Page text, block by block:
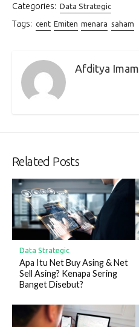
Categories: Data Strategic
Tags: cent Emiten menara saham
Afditya Imam
Related Posts
Data Strategic
Apa Itu Net Buy Asing & Net
Sell Asing? Kenapa Sering
Banget Disebut?